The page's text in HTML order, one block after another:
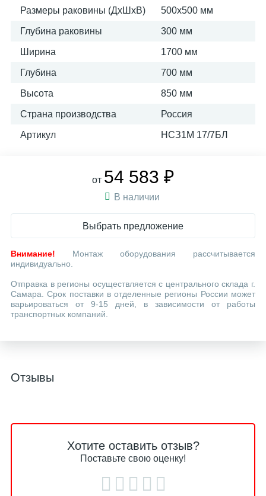
Размеры раковины (ДхШхВ) 500х500 мм
Глубина раковины 300 мм
Ширина 1700 мм
Глубина 700 мм
Высота 850 мм
Страна производства Россия
Артикул НСЗ1М 17/7БЛ
от 54 583 ₽
В наличии
Выбрать предложение
Внимание! Монтаж оборудования рассчитывается
индивидуально.
Отправка в регионы осуществляется с центрального склада г.
Самара. Срок поставки в отделенные регионы России может
варьироваться от 9-15 дней, в зависимости от работы
транспортных компаний.
Отзывы
Хотите оставить отзыв?
Поставьте свою оценку!